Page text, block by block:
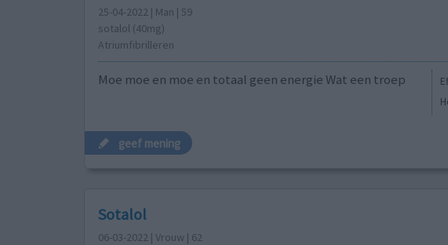
25-04-2022 | Man | 59
sotalol (40mg)
Atriumfibrilleren
Moe moe en moe en totaal geen energie Wat een troep
geef mening
Sotalol
06-03-2022 | Vrouw | 62